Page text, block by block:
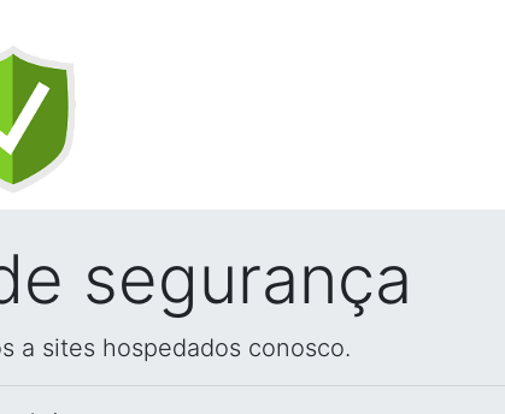
segurança
a sites hospedados conosco.